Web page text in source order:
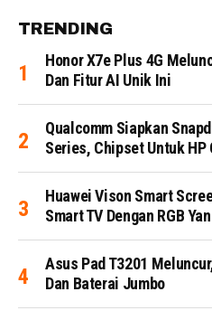
TRENDING
Honor X7e Plus 4G
Dan Fitur AI Unik Ini
Qualcomm Siapkan
Series, Chipset Untuk HP
Huawei Vison Smart
Smart TV Dengan RGB
Asus Pad T3201
Dan Baterai Jumbo